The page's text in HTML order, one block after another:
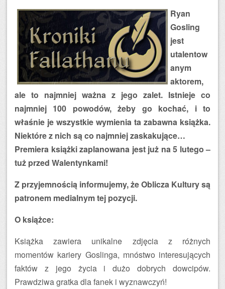
Ryan
Gosling
jest
utalentow
anym
aktorem,
ale to najmniej ważna z jego zalet. Istnieje co
najmniej 100 powodów, żeby go kochać, i to
właśnie je wszystkie wymienia ta zabawna książka.
Niektóre z nich są co najmniej zaskakujące…
Premiera książki zaplanowana jest już na 5 lutego –
tuż przed Walentynkami!
Z przyjemnością informujemy, że Oblicza Kultury są
patronem medialnym tej pozycji.
O książce:
Książka zawiera unikalne zdjęcia z różnych
momentów kariery Goslinga, mnóstwo interesujących
faktów z jego życia i dużo dobrych dowcipów.
Prawdziwa gratka dla fanek i wyznawczyń!